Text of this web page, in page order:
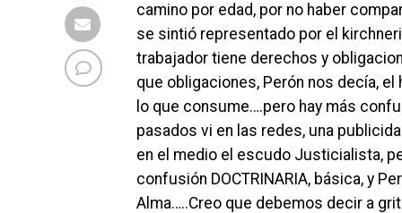
camino por edad, por no haber
se sintió representado por el
trabajador tiene derechos y
que obligaciones, Perón nos decía,
lo que consume….pero hay más
pasados vi en las redes, una
en el medio el escudo Justicialista,
confusión DOCTRINARIA, básica, y
Alma…..Creo que debemos decir a